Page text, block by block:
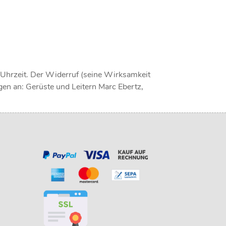
Der Widerruf (seine Wirksamkeit
an: Gerüste und Leitern Marc Ebertz,